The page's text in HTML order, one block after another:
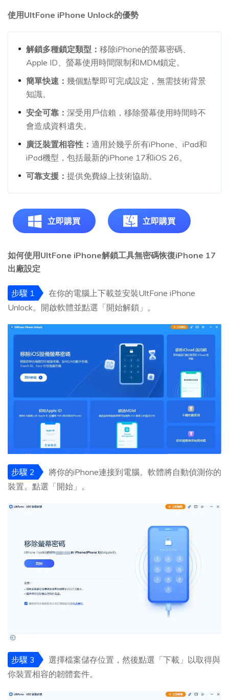
使用UltFone iPhone Unlock的優勢
解鎖多種鎖定類型： 移除iPhone的螢幕密碼、
Apple ID、螢幕使用時間限制和MDM鎖定。
簡單快速： 幾個點擊即可完成設定，無需技術背景
知識。
安全可靠： 深受用戶信賴，移除螢幕使用時間時不
會造成資料遺失。
廣泛裝置相容性： 適用於幾乎所有iPhone、iPad和
iPod機型，包括最新的iPhone 17和iOS 26。
可靠支援： 提供免費線上技術協助。
立即購買 立即購買
如何使用UltFone iPhone解鎖工具無密碼恢復iPhone 17
出廠設定
步驟 1
在你的電腦上下載並安裝UltFone iPhone
Unlock。開啟軟體並點選「開始解鎖」。
步驟 2
將你的iPhone連接到電腦。軟體將自動偵測你的
裝置。點選「開始」。
步驟 3
選擇檔案儲存位置，然後點選「下載」以取得與
你裝置相容的韌體套件。